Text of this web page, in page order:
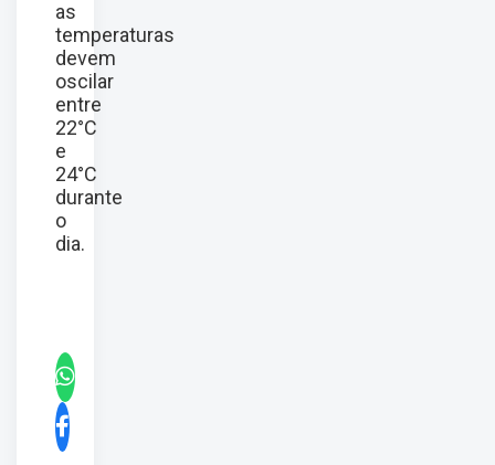
as
temperaturas
devem
oscilar
entre
22°C
e
24°C
durante
o
dia.